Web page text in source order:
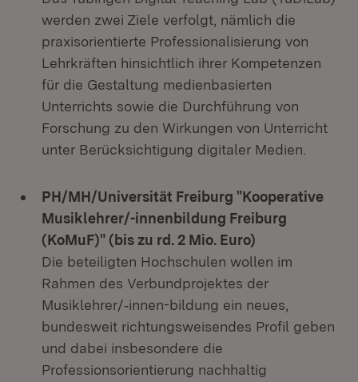
werden zwei Ziele verfolgt, nämlich die
praxisorientierte Professionalisierung von
Lehrkräften hinsichtlich ihrer Kompetenzen
für die Gestaltung medienbasierten
Unterrichts sowie die Durchführung von
Forschung zu den Wirkungen von Unterricht
unter Berücksichtigung digitaler Medien.
PH/MH/Universität Freiburg "Kooperative
Musiklehrer/-innenbildung Freiburg
(KoMuF)" (bis zu rd. 2 Mio. Euro)
Die beteiligten Hochschulen wollen im
Rahmen des Verbundprojektes der
Musiklehrer/‐innen-bildung ein neues,
bundesweit richtungsweisendes Profil geben
und dabei insbesondere die
Professionsorientierung nachhaltig